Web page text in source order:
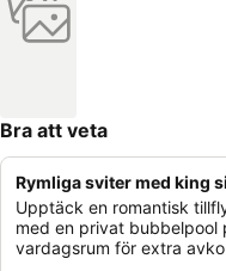
Bra att veta
Rymliga sviter med king
Upptäck en romantisk
med en privat bubbelpool
vardagsrum för extra